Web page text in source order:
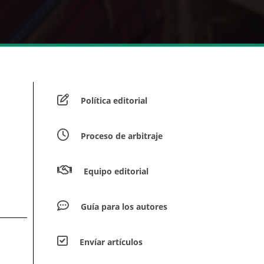
Política editorial
Proceso de arbitraje
Equipo editorial
Guía para los autores
Envíar artículos